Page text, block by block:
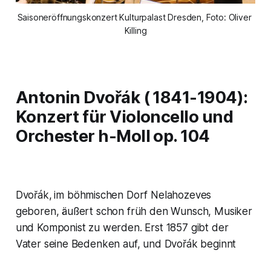
Saisoneröffnungskonzert Kulturpalast Dresden, Foto: Oliver
Killing
Antonin Dvořák ( 1841-1904):
Konzert für Violoncello und
Orchester h-Moll op. 104
Dvořák, im böhmischen Dorf Nelahozeves
geboren, äußert schon früh den Wunsch, Musiker
und Komponist zu werden. Erst 1857 gibt der
Vater seine Bedenken auf, und Dvořák beginnt